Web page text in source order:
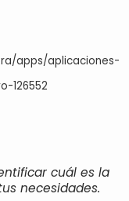
apps/aplicaciones-
126552
cuál es la
necesidades.